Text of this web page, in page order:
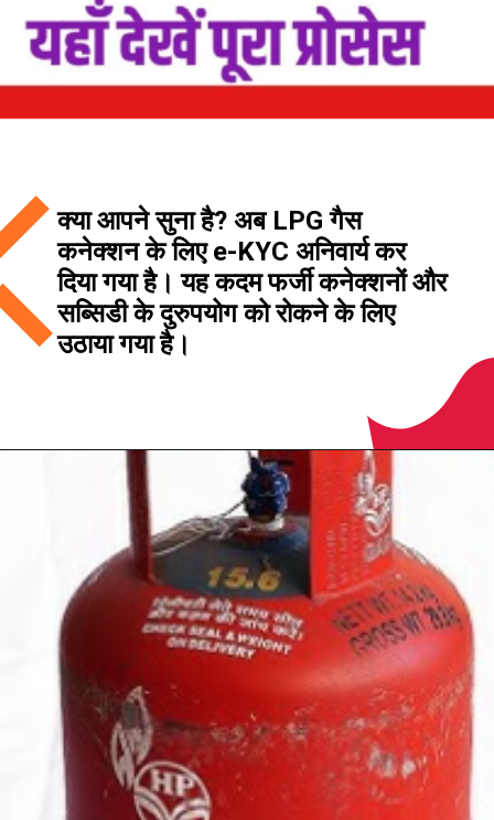
क्या आपने सुना है? अब LPG गैस
कनेक्शन के लिए e-KYC अनिवार्य कर
दिया गया है। यह कदम फर्जी कनेक्शनों और
सब्सिडी के दुरुपयोग को रोकने के लिए
उठाया गया है।